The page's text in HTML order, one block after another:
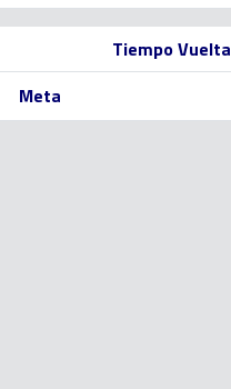
Tiempo Vuelta
Meta